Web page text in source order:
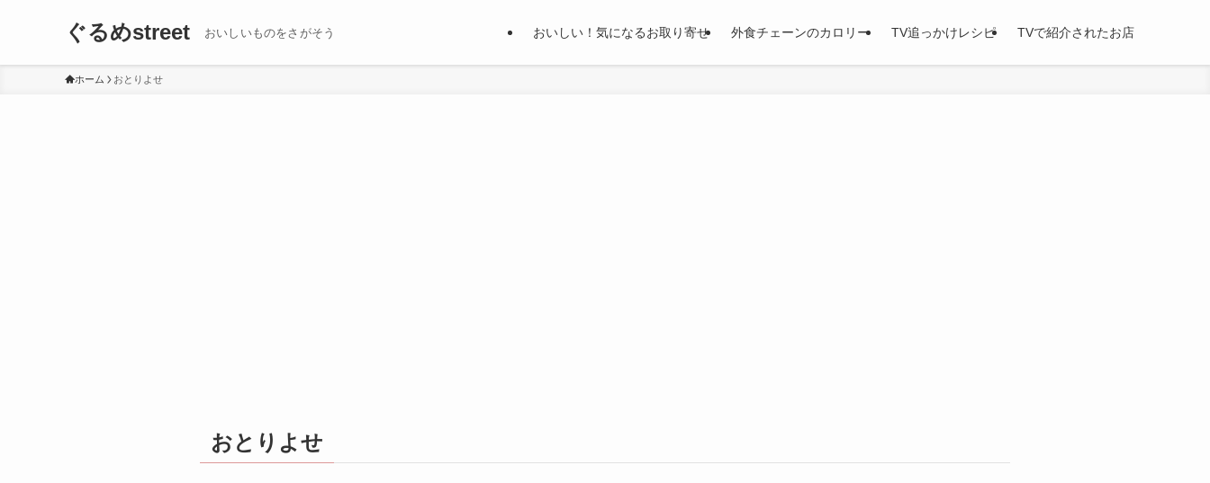
ぐるめstreet おいしいものをさがそう おいしい！気になるお取り寄せ 外食チェーンのカロリー TV追っかけレシピ TVで紹介されたお店
ホーム おとりよせ
おとりよせ